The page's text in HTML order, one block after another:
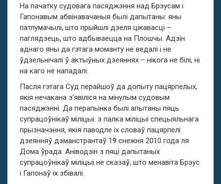
На пачатку судовага пасяджэння над Брэусам і
Гапонавым абвінавачаныя былі дапытаны: яны
патлумачылі, што прыйшлі дзеля цікавасці –
паглядзець, што адбываецца на Плошчы. Адзін
аднаго яны да гэтага моманту не ведалі і не
ўдзельнічалі ў актыўных дзеяннях – нікога не білі, ні
на каго не нападалі.
Пасля гэтага Суд перайшоў да допыту пацярпелых,
якія нечакана з’явіліся на мінулым судовым
пасяджэнні. Да перапынка былі апытаны пяць
супрацоўнікаў міліцыі: з палка міліцыі спецыяльнага
прызначэння, якія паводле іх словаў пацярпелі
дзеянняў дэманстрантаў 19 снежня 2010 года ля
Дома ўрада. Аніводзін з пяці дапытаных
супрацоўнікаў міліцыі не сказаў, што менавіта Брэус
і Гапонаў іх збівалі.